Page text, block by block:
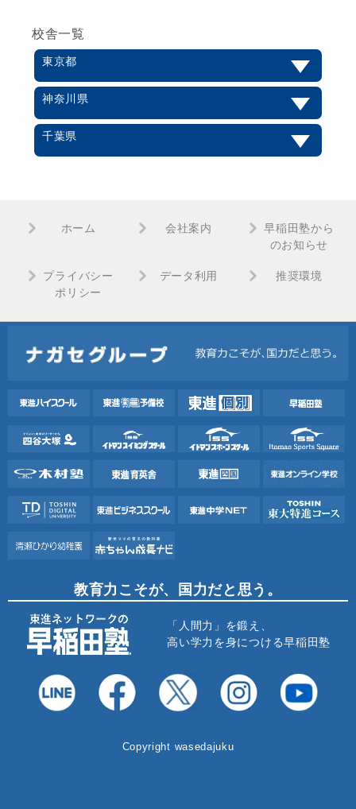
校舎一覧
東京都
神奈川県
千葉県
ホーム 会社案内
早稲田塾から
のお知らせ
プライバシー
ポリシー
データ利用 推奨環境
教育力こそが、国力だと思う。
「人間力」を鍛え、
高い学力を身につける早稲田塾
Copyright wasedajuku